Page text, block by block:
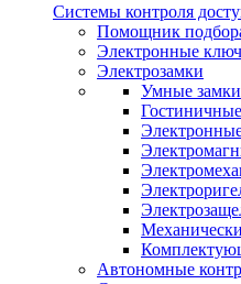
Системы контроля
Помощник
Электронные
Электрозамки
Умные замки
Автономные